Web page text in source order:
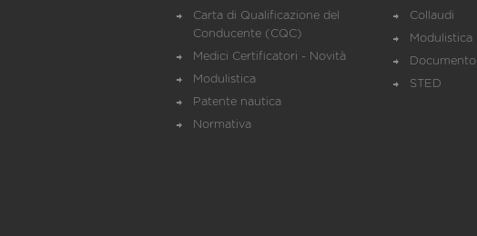
Carta di Qualificazione del
Conducente (CQC)
Medici Certificatori - Novità
Modulistica
Patente nautica
Normativa
Collaudi
Modulistica
STED